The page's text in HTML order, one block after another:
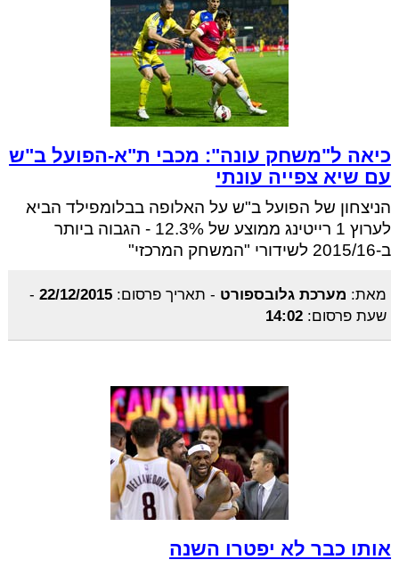
כיאה ל"משחק עונה": מכבי ת"א-הפועל ב"ש
עם שיא צפייה עונתי
הניצחון של הפועל ב"ש על האלופה בבלומפילד הביא
לערוץ 1 רייטינג ממוצע של 12.3% - הגבוה ביותר
ב-2015/16 לשידורי "המשחק המרכזי"
מאת: מערכת גלובספורט - תאריך פרסום: 22/12/2015
-
שעת פרסום: 14:02
אותו כבר לא יפטרו השנה